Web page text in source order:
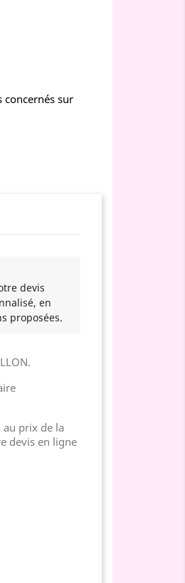
concernés sur
devis
en
proposées.
prix de la
devis en ligne